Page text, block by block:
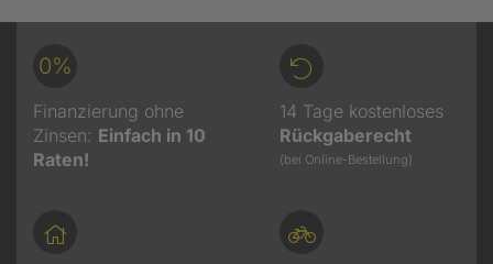
0%
Finanzierung ohne
Zinsen: Einfach in 10
Raten!
14 Tage kostenloses
Rückgaberecht
(bei Online-Bestellung)